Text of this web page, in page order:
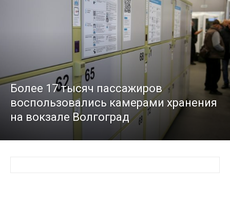
Более 17 тысяч пассажиров
воспользовались камерами хранения
на вокзале Волгоград